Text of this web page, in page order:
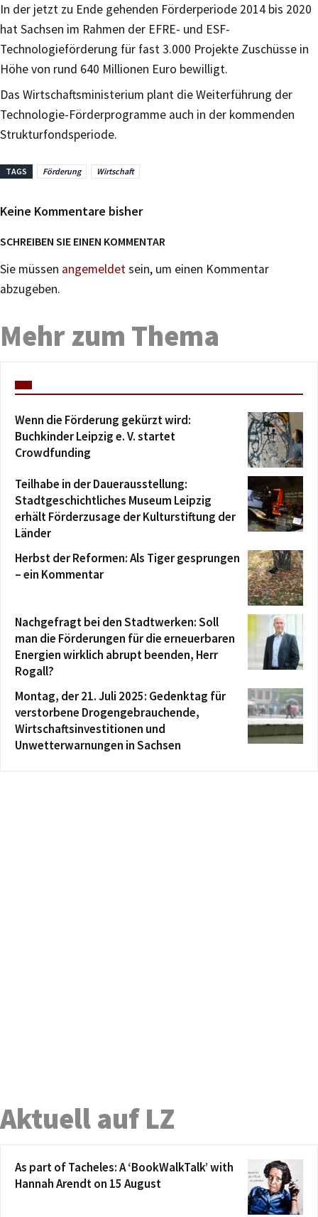
In der jetzt zu Ende gehenden Förderperiode 2014 bis 2020
hat Sachsen im Rahmen der EFRE- und ESF-
Technologieförderung für fast 3.000 Projekte Zuschüsse in
Höhe von rund 640 Millionen Euro bewilligt.
Das Wirtschaftsministerium plant die Weiterführung der
Technologie-Förderprogramme auch in der kommenden
Strukturfondsperiode.
TAGS Förderung Wirtschaft
Keine Kommentare bisher
SCHREIBEN SIE EINEN KOMMENTAR
Sie müssen angemeldetsein, um einen Kommentar
abzugeben.
Mehr zum Thema
Wenn die Förderung gekürzt wird:
Buchkinder Leipzig e. V. startet
Crowdfunding
Teilhabe in der Dauerausstellung:
Stadtgeschichtliches Museum Leipzig
erhält Förderzusage der Kulturstiftung der
Länder
Herbst der Reformen: Als Tiger gesprungen
– ein Kommentar
Nachgefragt bei den Stadtwerken: Soll
man die Förderungen für die erneuerbaren
Energien wirklich abrupt beenden, Herr
Rogall?
Montag, der 21. Juli 2025: Gedenktag für
verstorbene Drogengebrauchende,
Wirtschaftsinvestitionen und
Unwetterwarnungen in Sachsen
Aktuell auf LZ
As part of Tacheles: A ‘BookWalkTalk’ with
Hannah Arendt on 15 August